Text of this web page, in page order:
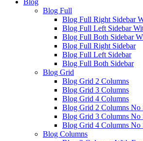
Blog
Blog Full
Blog Full Right Sidebar
Blog Full Left Sidebar
Blog Full Both Sidebar
Blog Full Right Sidebar
Blog Full Left Sidebar
Blog Full Both Sidebar
Blog Grid
Blog Grid 2 Columns
Blog Grid 3 Columns
Blog Grid 4 Columns
Blog Grid 2 Columns No
Blog Grid 3 Columns No
Blog Grid 4 Columns No
Blog Columns